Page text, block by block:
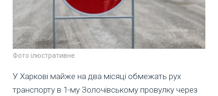
Фото ілюстративне
У Харкові майже на два місяці обмежать рух
транспорту в 1-му Золочівському провулку через